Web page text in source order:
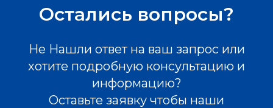
Остались вопросы?
Не Нашли ответ на ваш запрос или
хотите подробную консультацию и
информацию?
Оставьте заявку чтобы наши